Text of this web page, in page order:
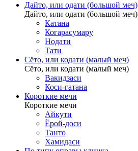
Дайто, или одати (большой меч)
Дайто, или одати (большой меч)
Катана
Когарасумару
Нодати
Тати
Сёто, или кодати (малый меч)
Сёто, или кодати (малый меч)
Вакидзаси
Коси-гатана
Короткие мечи
Короткие мечи
Айкути
Ёрой-доси
Танто
Хамидаси